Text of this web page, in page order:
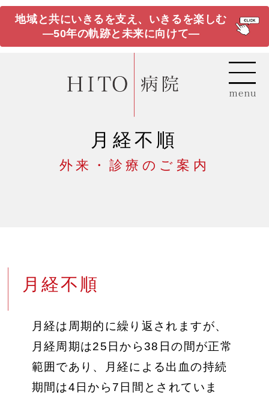
地域と共にいきるを支え、いきるを楽しむ
―50年の軌跡と未来に向けて―
月経不順
外来・診療のご案内
月経不順
月経は周期的に繰り返されますが、
月経周期は25日から38日の間が正常
範囲であり、月経による出血の持続
期間は4日から7日間とされていま